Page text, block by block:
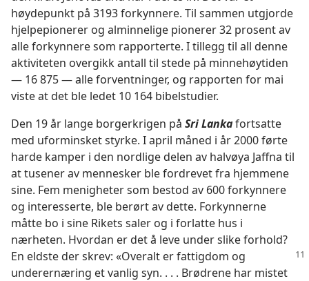
høydepunkt på 3193 forkynnere. Til sammen utgjorde
hjelpepionerer og alminnelige pionerer 32 prosent av
alle forkynnere som rapporterte. I tillegg til all denne
aktiviteten overgikk antall til stede på minnehøytiden
— 16 875 — alle forventninger, og rapporten for mai
viste at det ble ledet 10 164 bibelstudier.
Den 19 år lange borgerkrigen på Sri Lankafortsatte
med uforminsket styrke. I april måned i år 2000 førte
harde kamper i den nordlige delen av halvøya Jaffna til
at tusener av mennesker ble fordrevet fra hjemmene
sine. Fem menigheter som bestod av 600 forkynnere
og interesserte, ble berørt av dette. Forkynnerne
måtte bo i sine Rikets saler og i forlatte hus i
nærheten. Hvordan er det å leve under slike forhold?
En eldste der skrev: «Overalt er fattigdom og
underernæring et vanlig syn. . . . Brødrene har mistet